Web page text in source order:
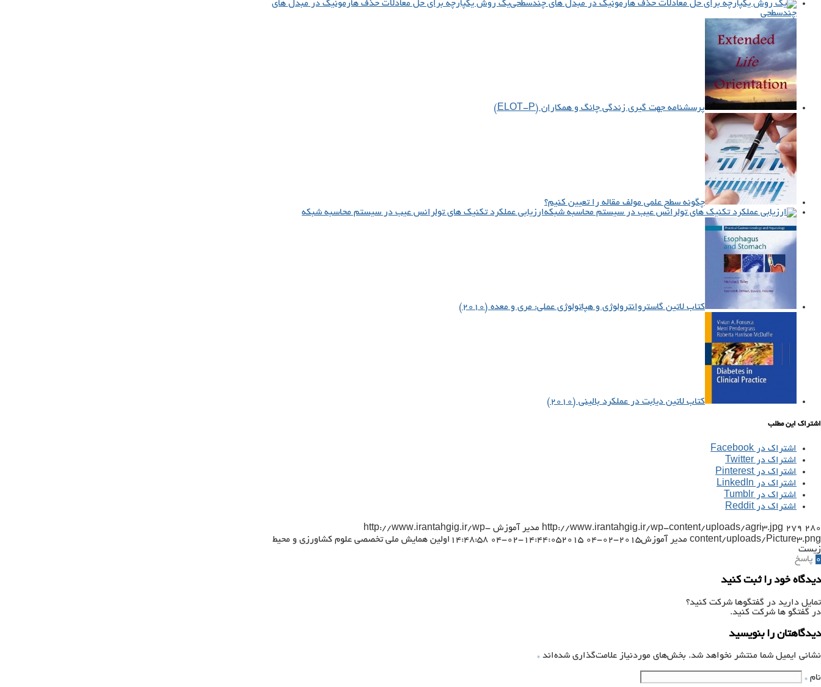
یک روش یکپارچه برای حل معادلات حذف هارمونیک در مبدل های
چندسطحی
پرسشنامه جهت گیری زندگی چانگ و همکاران (ELOT-P)
چگونه سطح علمی مولف مقاله را تعیین کنیم؟
ارزیابی عملکرد تکنیک های تولرانس عیب در سیستم محاسبه شبکه
کتاب لاتین گاستروانترولوژی و هپاتولوژی عملی: مری و معده (۲۰۱۰)
کتاب لاتین دیابت در عملکرد بالینی (۲۰۱۰)
اشتراک این مطلب
اشتراک در Facebook
اشتراک در Twitter
اشتراک در Pinterest
اشتراک در LinkedIn
اشتراک در Tumblr
اشتراک در Reddit
http://www.irantahgig.ir/wp-content/uploads/agri3.jpg 279 280 مدیر آموزش http://www.irantahgig.ir/wp-
content/uploads/Picture3.png مدیر آموزش2015-02-04 14:44:05
2015-02-04 14:48:58
اولین همایش ملی تخصصی علوم کشاورزی و محیط
زیست
0 پاسخ
دیدگاه خود را ثبت کنید
تمایل دارید در گفتگوها شرکت کنید؟
در گفتگو ها شرکت کنید.
دیدگاهتان را بنویسید
نشانی ایمیل شما منتشر نخواهد شد. بخش‌های موردنیاز علامت‌گذاری شده‌اند *
نام *